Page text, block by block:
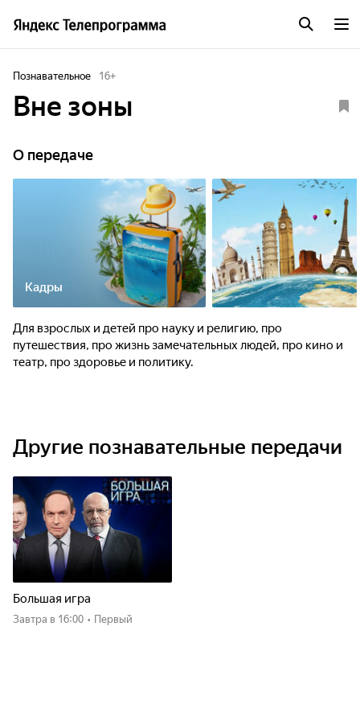
Познавательное 16+
Вне зоны
О передаче
Кадры
Для взрослых и детей про науку и религию, про
путешествия, про жизнь замечательных людей, про кино и
театр, про здоровье и политику.
Другие познавательные передачи
Большая игра
Завтра в 16:00 • Первый